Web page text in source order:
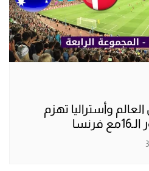
وأستراليا تهزم